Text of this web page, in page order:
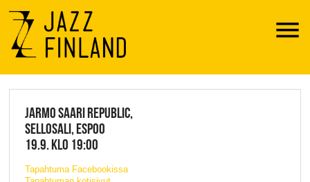
Menu
JAZZ FINLAND LIVE
JARMO SAARI REPUBLIC,
SELLOSALI, ESPOO
19.9. KLO 19:00
Tapahtuma Facebookissa